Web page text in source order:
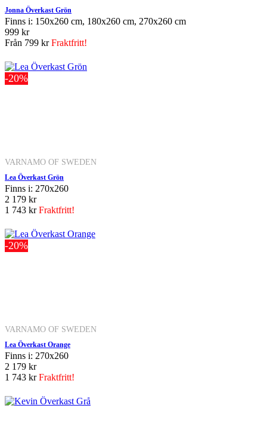
Jonna Överkast Grön
Finns i: 150x260 cm, 180x260 cm, 270x260 cm
999 kr
Från 799 krFraktfritt!
-20%
VARNAMO OF SWEDEN
Lea Överkast Grön
Finns i: 270x260
2 179 kr
1 743 krFraktfritt!
-20%
VARNAMO OF SWEDEN
Lea Överkast Orange
Finns i: 270x260
2 179 kr
1 743 krFraktfritt!